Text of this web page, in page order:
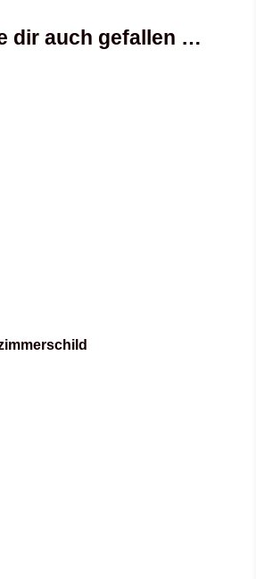
dir auch gefallen …